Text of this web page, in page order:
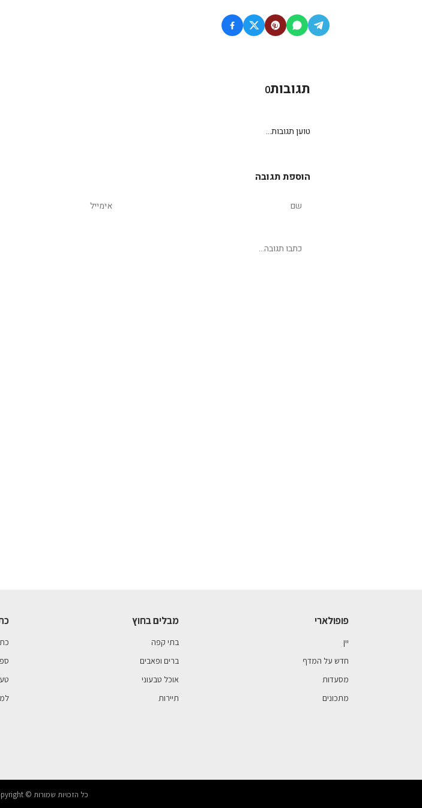
תגובות0
טוען תגובות...
הוספת תגובה
פופולארי
יין
חדש על המדף
מסעדות
מתכונים
מבלים בחוץ
בתי קפה
ברים ופאבים
אוכל טבעוני
תיירות
כל הזכויות שמורות © copyright | דורן תקשורת